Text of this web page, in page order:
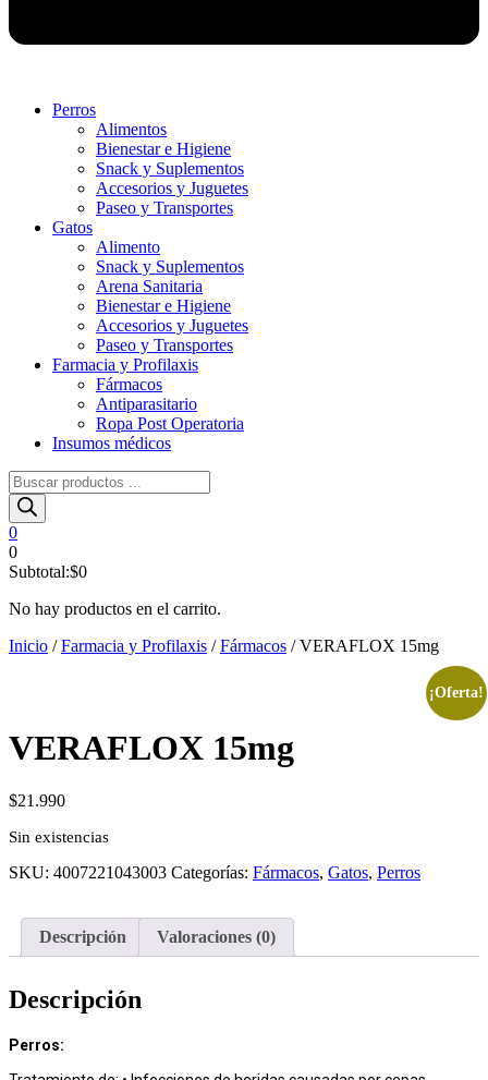
Perros
Alimentos
Bienestar e Higiene
Snack y Suplementos
Accesorios y Juguetes
Paseo y Transportes
Gatos
Alimento
Snack y Suplementos
Arena Sanitaria
Bienestar e Higiene
Accesorios y Juguetes
Paseo y Transportes
Farmacia y Profilaxis
Fármacos
Antiparasitario
Ropa Post Operatoria
Insumos médicos
Búsqueda
de
productos
0
0
Subtotal:$0
No hay productos en el carrito.
Inicio /Farmacia y Profilaxis /Fármacos / VERAFLOX 15mg
VERAFLOX 15mg
$21.990
Sin existencias
SKU: 4007221043003 Categorías: Fármacos, Gatos, Perros
Descripción Valoraciones (0)
Descripción
Perros:
¡Oferta!